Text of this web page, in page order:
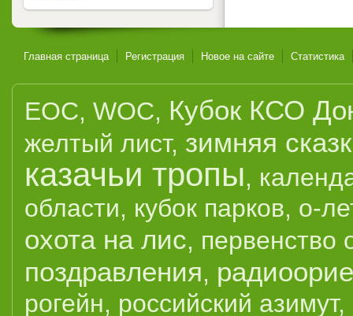
Главная страница Регистрация Новое на сайте Статистика
EOC, WOC, Кубок КСО
желтый лист, зимняя
казачьи тропы,
области, кубок парков, о-
охота на лис, первенство
поздравления,
рогейн, российский азимут,